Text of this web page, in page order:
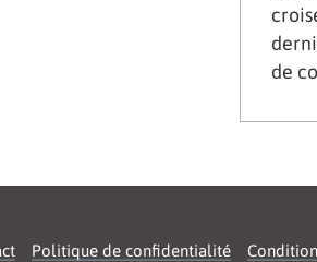
de
Politique de confidentialité